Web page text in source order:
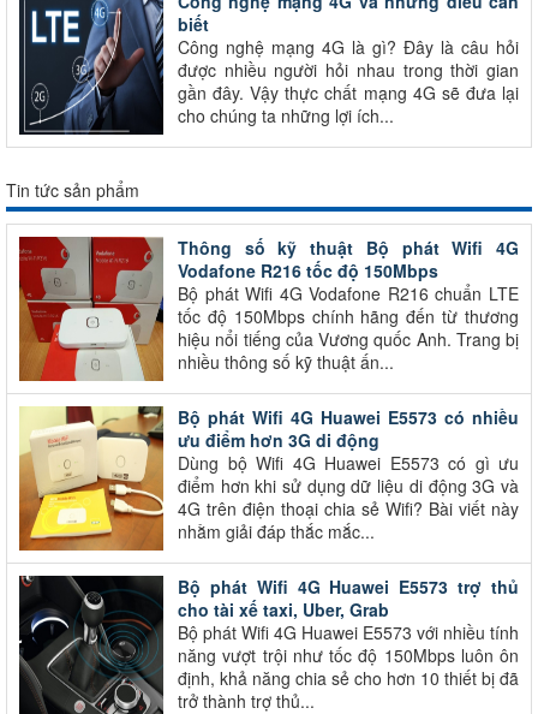
biết
Công nghệ mạng 4G là gì? Đây là câu hỏi
được nhiều người hỏi nhau trong thời gian
gần đây. Vậy thực chất mạng 4G sẽ đưa lại
cho chúng ta những lợi ích...
Tin tức sản phẩm
Thông số kỹ thuật Bộ phát Wifi 4G
Vodafone R216 tốc độ 150Mbps
Bộ phát Wifi 4G Vodafone R216 chuẩn LTE
tốc độ 150Mbps chính hãng đến từ thương
hiệu nổi tiếng của Vương quốc Anh. Trang bị
nhiều thông số kỹ thuật ấn...
Bộ phát Wifi 4G Huawei E5573 có nhiều
ưu điểm hơn 3G di động
Dùng bộ Wifi 4G Huawei E5573 có gì ưu
điểm hơn khi sử dụng dữ liệu di động 3G và
4G trên điện thoại chia sẻ Wifi? Bài viết này
nhằm giải đáp thắc mắc...
Bộ phát Wifi 4G Huawei E5573 trợ thủ
cho tài xế taxi, Uber, Grab
Bộ phát Wifi 4G Huawei E5573 với nhiều tính
năng vượt trội như tốc độ 150Mbps luôn ôn
định, khả năng chia sẻ cho hơn 10 thiết bị đã
trở thành trợ thủ...